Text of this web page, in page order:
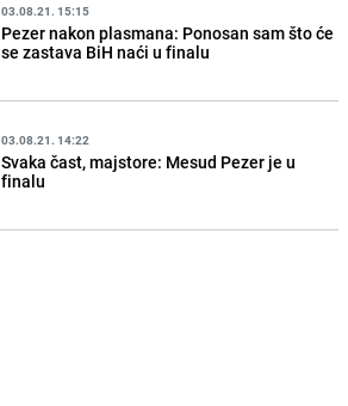
03.08.21. 15:15
Pezer nakon plasmana: Ponosan sam što će
se zastava BiH naći u finalu
03.08.21. 14:22
Svaka čast, majstore: Mesud Pezer je u
finalu